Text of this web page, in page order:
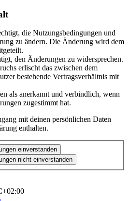
die Nutzungsbedingungen und
zu ändern. Die Änderung wird dem
den Änderungen zu widersprechen.
erlischt das zwischen dem
bestehende Vertragsverhältnis mit
als anerkannt und verbindlich, wenn
zugestimmt hat.
mit deinen persönlichen Daten
enthalten.